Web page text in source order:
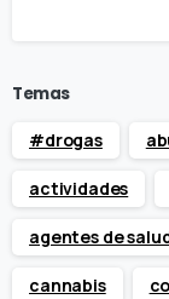
Temas
#drogas
actividades
agentes de
cannabis